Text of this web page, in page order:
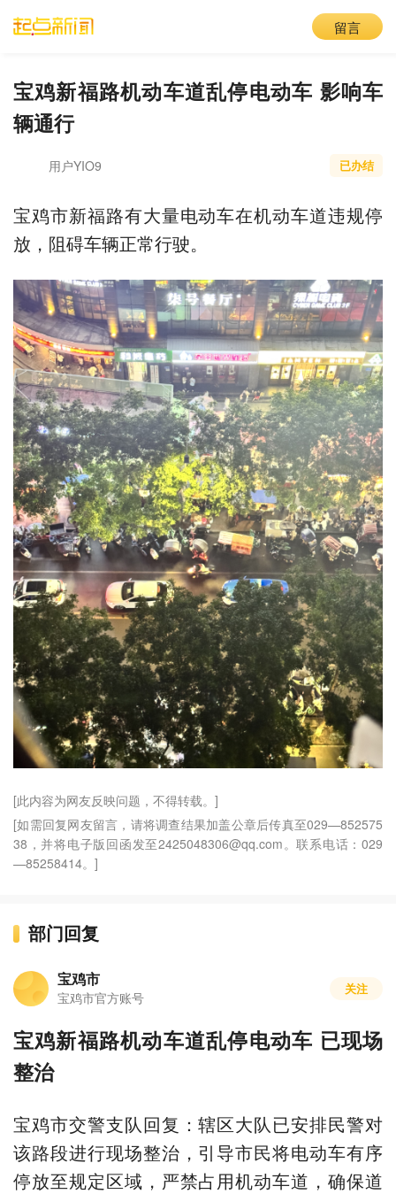
留言
宝鸡新福路机动车道乱停电动车 影响车
辆通行
用户YIO9 已办结
宝鸡市新福路有大量电动车在机动车道违规停
放，阻碍车辆正常行驶。
[此内容为网友反映问题，不得转载。]
[如需回复网友留言，请将调查结果加盖公章后传真至029—852575
38，并将电子版回函发至2425048306@qq.com。联系电话：029
—85258414。]
部门回复
宝鸡市
宝鸡市官方账号
关注
宝鸡新福路机动车道乱停电动车 已现场
整治
宝鸡市交警支队回复：辖区大队已安排民警对
该路段进行现场整治，引导市民将电动车有序
停放至规定区域，严禁占用机动车道，确保道